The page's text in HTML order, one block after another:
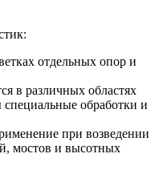
отдельных опор и
в различных областях
обработки и
при возведении
мостов и высотных